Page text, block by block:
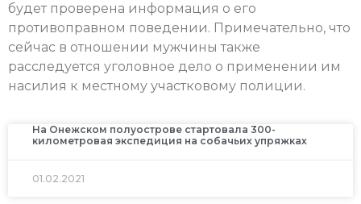
будет проверена информация о его
противоправном поведении. Примечательно, что
сейчас в отношении мужчины также
расследуется уголовное дело о применении им
насилия к местному участковому полиции.
На Онежском полуострове стартовала 300-
километровая экспедиция на собачьих упряжках
01.02.2021